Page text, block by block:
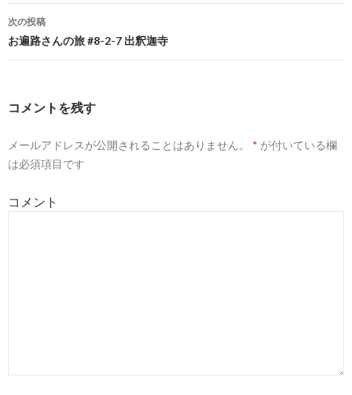
稿
ナ
シ
ン
次の投稿
お遍路さんの旅 #8-2-7 出釈迦寺
コメントを残す
メールアドレスが公開されることはありません。 * が付いている欄
は必須項目です
コメント